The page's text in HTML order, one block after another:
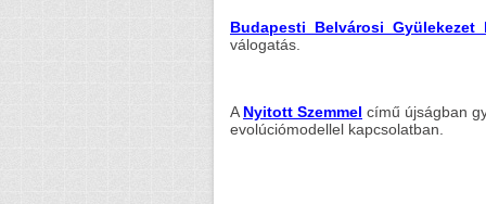
Budapesti Belvárosi Gyülekezet
válogatás.
A Nyitott Szemmel című újságban
evolúciómodellel kapcsolatban.